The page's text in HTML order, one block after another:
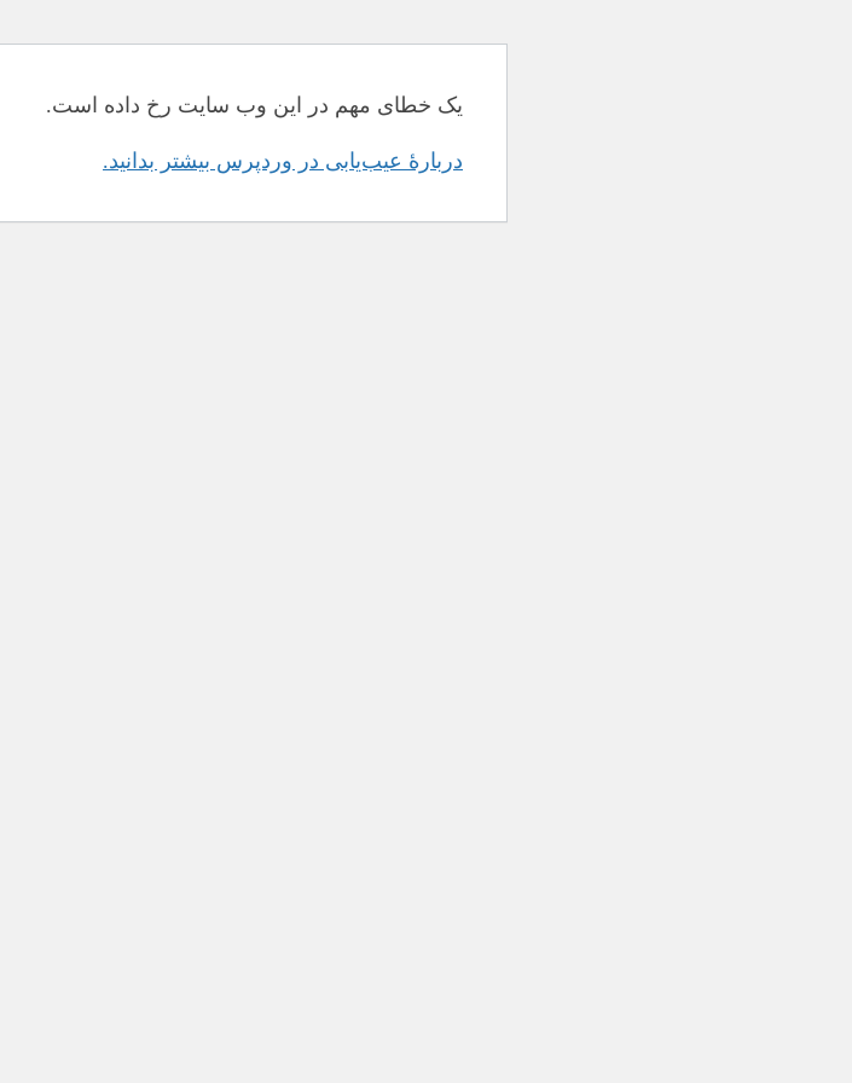
یک خطای مهم در این وب سایت رخ داده است.
دربارهٔ عیب‌یابی در وردپرس بیشتر بدانید.